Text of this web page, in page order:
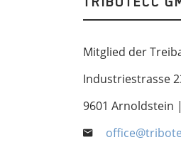
Mitglied der
Industriestrasse
9601 Arnoldstein